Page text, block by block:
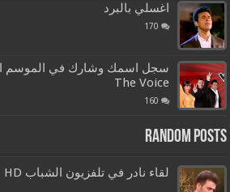
اغسلي بالبرد
170
سجل اسمك وشارك في الموسم
The Voice
160
Random Posts
لقاء نادر في تلفزيون الشباب HD